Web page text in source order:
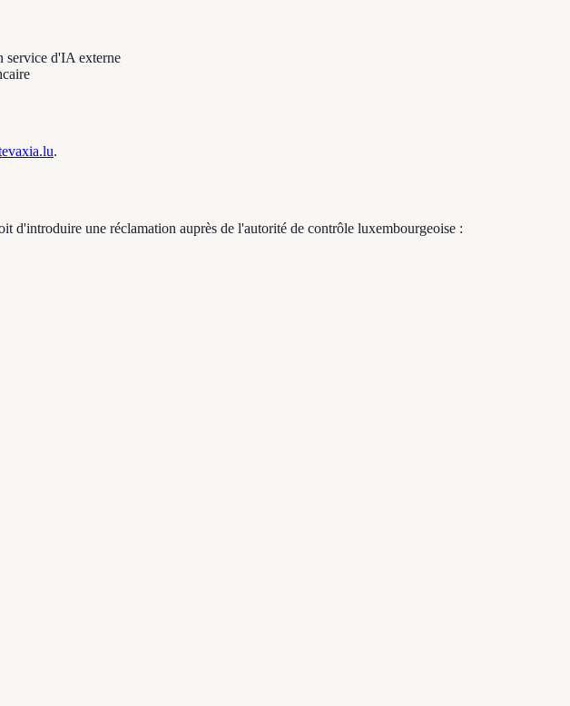
service d'IA externe
.
d'introduire une réclamation auprès de l'autorité de contrôle luxembourgeoise :